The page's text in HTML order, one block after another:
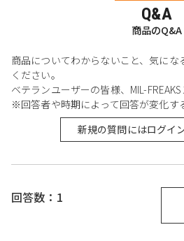
Q&A
商品のQ&A
商品についてわからないこと、気にな
ください。
ベテランユーザーの皆様、MIL-
※回答者や時期によって回答が変化す
新規の質問にはログイ
回答数：1